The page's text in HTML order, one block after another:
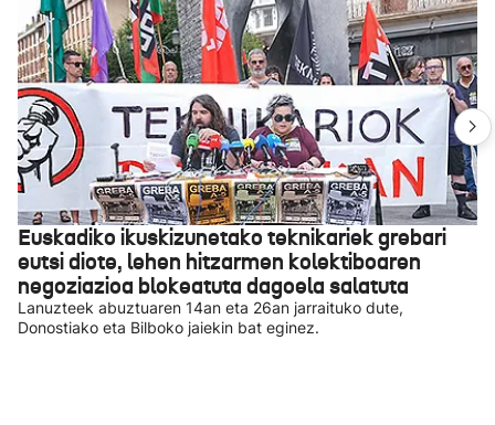
Euskadiko ikuskizunetako teknikariek grebari
eutsi diote, lehen hitzarmen kolektiboaren
negoziazioa blokeatuta dagoela salatuta
Lanuzteek abuztuaren 14an eta 26an jarraituko dute,
Donostiako eta Bilboko jaiekin bat eginez.